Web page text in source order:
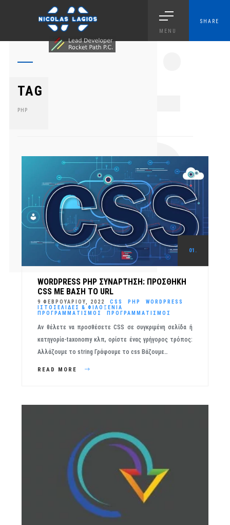
MENU
SHARE
TAG
PHP
01.
WORDPRESS PHP ΣΥΝΆΡΤΗΣΗ: ΠΡΟΣΘΉΚΗ
CSS ΜΕ ΒΆΣΗ ΤΟ URL
9 ΦΕΒΡΟΥΑΡΊΟΥ, 2022 CSS PHP
WORDPRESS
ΙΣΤΟΣΕΛΊΔΕΣ & ΦΙΛΟΞΕΝΊΑ
ΠΡΟΓΡΑΜΜΑΤΙΣΜΌΣ
ΠΡΟΓΡΑΜΜΑΤΙΣΜΌΣ
Αν θέλετε να προσθέσετε CSS σε συγκριμένη σελίδα ή
κατηγορία-taxonomy κλπ, ορίστε ένας γρήγορος τρόπος:
Αλλάζουμε το string Γράφουμε το css Βάζουμε…
READ MORE
0